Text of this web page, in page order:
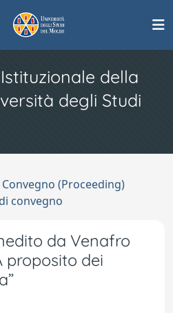
della
degli Studi
(Proceeding)
convegno
da Venafro
proposito dei